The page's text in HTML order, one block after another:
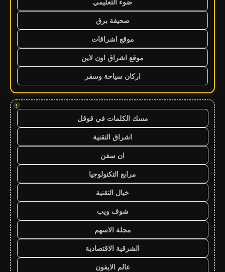
صحيفة برق
موقع اشراقات
موقع اشراق اون لاين
اركان سياحة وسفر
!
مسك الكلمات في قوقل
اشراق التقنية
ان سفن
مرابع التكنولوجيا
خيال التقنية
شوف ويب
مجلة الاسهم
الشرقية الاقتصادية
عالم الايفون